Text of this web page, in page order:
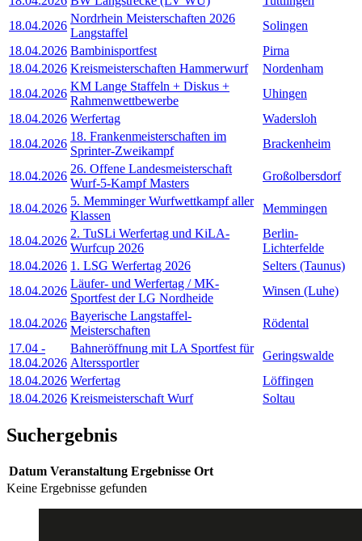
18.04.2026
Nordrhein Meisterschaften 2026
Langstaffel
Solingen
18.04.2026 Bambinisportfest
Pirna
18.04.2026 Kreismeisterschaften Hammerwurf
Nordenham
18.04.2026
KM Lange Staffeln + Diskus +
Rahmenwettbewerbe
Uhingen
18.04.2026 Werfertag
Wadersloh
18.04.2026
18. Frankenmeisterschaften im
Sprinter-Zweikampf
Brackenheim
18.04.2026
26. Offene Landesmeisterschaft
Wurf-5-Kampf Masters
Großolbersdorf
18.04.2026
5. Memminger Wurfwettkampf aller
Klassen
Memmingen
18.04.2026
2. TuSLi Werfertag und KiLA-
Wurfcup 2026
Berlin-
Lichterfelde
18.04.2026 1. LSG Werfertag 2026
Selters (Taunus)
18.04.2026
Läufer- und Werfertag / MK-
Sportfest der LG Nordheide
Winsen (Luhe)
18.04.2026
Bayerische Langstaffel-
Meisterschaften
Rödental
17.04 -
18.04.2026
Bahneröffnung mit LA Sportfest für
Alterssportler
Geringswalde
18.04.2026 Werfertag
Löffingen
18.04.2026 Kreismeisterschaft Wurf Soltau
Suchergebnis
Datum Veranstaltung Ergebnisse Ort
Keine Ergebnisse gefunden